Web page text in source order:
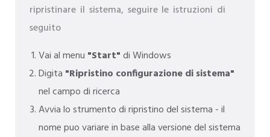
ripristinare il sistema, seguire le istruzioni di
seguito
Vai al menu "Start"di Windows
Digita "Ripristino configurazione di sistema"
nel campo di ricerca
Avvia lo strumento di ripristino del sistema - il
nome puo variare in base alla versione del sistema